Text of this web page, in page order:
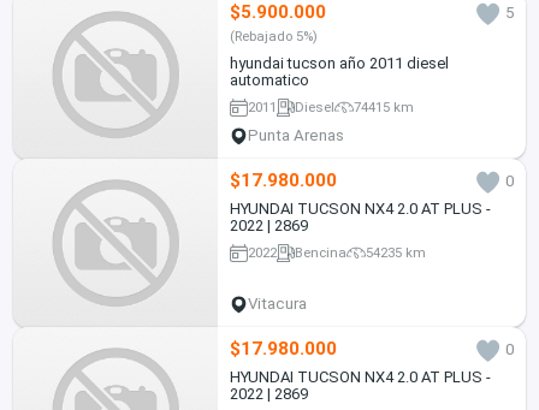
$5.900.000 5
(Rebajado 5%)
hyundai tucson año 2011 diesel
automatico
2011 Diesel 74415 km
Punta Arenas
$17.980.000
0
HYUNDAI TUCSON NX4 2.0 AT PLUS -
2022 | 2869
2022 Bencina 54235 km
Vitacura
$17.980.000
0
HYUNDAI TUCSON NX4 2.0 AT PLUS -
2022 | 2869